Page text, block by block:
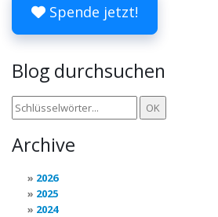
Spende jetzt!
Blog durchsuchen
Archive
2026
2025
2024